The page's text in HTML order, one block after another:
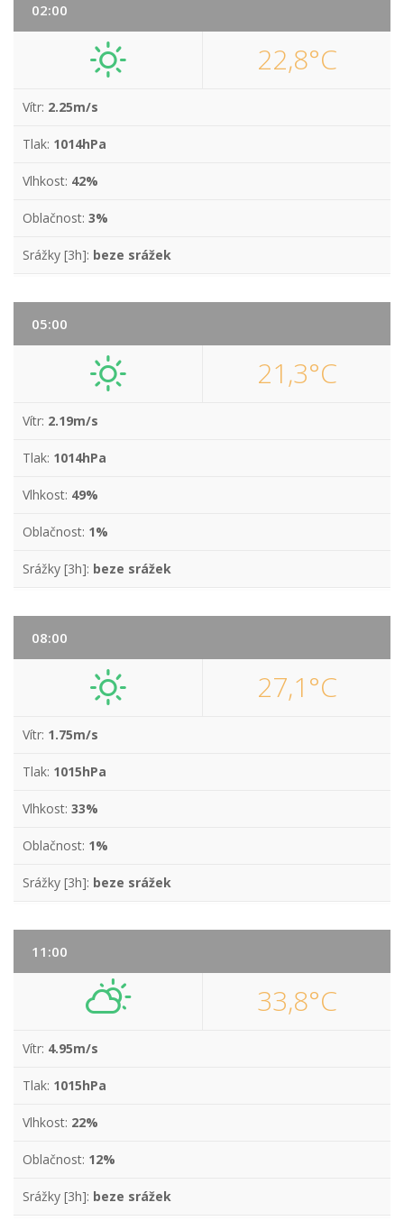
02:00
22,8°C
Vítr: 2.25m/s
Tlak: 1014hPa
Vlhkost: 42%
Oblačnost: 3%
Srážky [3h]: beze srážek
05:00
21,3°C
Vítr: 2.19m/s
Tlak: 1014hPa
Vlhkost: 49%
Oblačnost: 1%
Srážky [3h]: beze srážek
08:00
27,1°C
Vítr: 1.75m/s
Tlak: 1015hPa
Vlhkost: 33%
Oblačnost: 1%
Srážky [3h]: beze srážek
11:00
33,8°C
Vítr: 4.95m/s
Tlak: 1015hPa
Vlhkost: 22%
Oblačnost: 12%
Srážky [3h]: beze srážek